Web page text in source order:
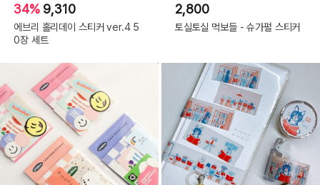
34% 9,310
에브리 홀리데이 스티커 ver.4 5
0장 세트
2,800
토실토실 먹보들 - 슈가펄 스티커